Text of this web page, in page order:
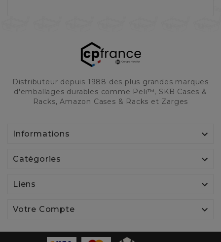
Distributeur depuis 1988 des plus grandes marques
d'emballages durables comme Peli™, SKB Cases &
Racks, Amazon Cases & Racks et Zarges
Informations 
Catégories 
Liens 
Votre Compte 